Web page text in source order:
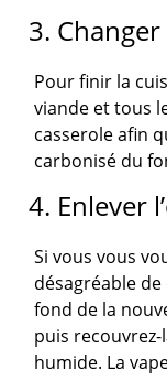
3.
Pour finir la
viande et tous
casserole afin
carbonisé du
4. Enlever
Si vous vous
désagréable de
fond de la
puis
humide. La